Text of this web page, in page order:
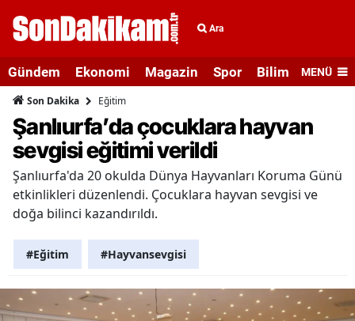
Ara
Gündem Ekonomi Magazin Spor Bilim veMENÜ
Son Dakika Eğitim
Şanlıurfa’da çocuklara hayvan
sevgisi eğitimi verildi
Şanlıurfa'da 20 okulda Dünya Hayvanları Koruma Günü
etkinlikleri düzenlendi. Çocuklara hayvan sevgisi ve
doğa bilinci kazandırıldı.
#Eğitim #Hayvansevgisi